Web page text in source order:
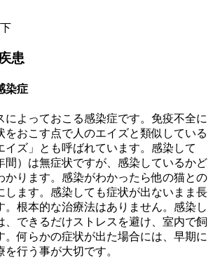
患
染症
によっておこる感染症です。免疫不全に
をおこす点で人のエイズと類似している
イズ」とも呼ばれています。感染して
間）は無症状ですが、感染しているかど
かります。感染がわかったら他の猫との
します。感染しても症状が出ないまま長
。根本的な治療法はありません。感染し
、できるだけストレスを避け、室内で飼
。何らかの症状が出た場合には、早期に
行う事が大切です。